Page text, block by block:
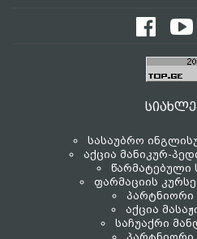
სასაუბრო
აქცია მანიკურ-
წარმატებული
ფარმაციის
პარტნიორი
აქცია
საჩუაქრი